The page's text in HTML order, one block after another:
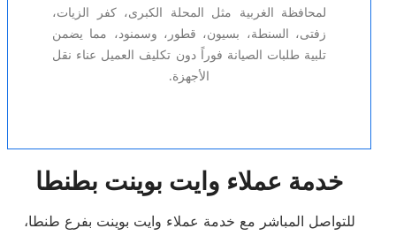
لمحافظة الغربية مثل المحلة الكبرى، كفر الزيات،
زفتى، السنطة، بسيون، قطور، وسمنود، مما يضمن
تلبية طلبات الصيانة فوراً دون تكليف العميل عناء نقل
الأجهزة.
خدمة عملاء وايت بوينت بطنطا
للتواصل المباشر مع خدمة عملاء وايت بوينت بفرع طنطا،